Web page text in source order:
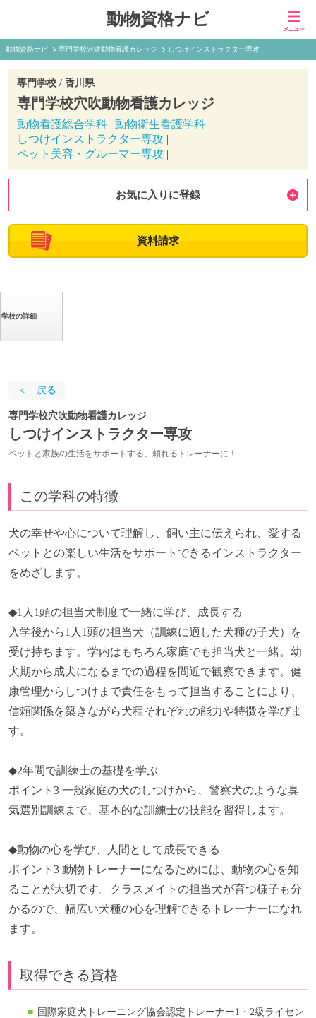
動物資格ナビ
動物資格ナビ 専門学校穴吹動物看護カレッジ しつけインストラクター専攻
専門学校 / 香川県
専門学校穴吹動物看護カレッジ
動物看護総合学科 | 動物衛生看護学科 |
しつけインストラクター専攻 |
ペット美容・グルーマー専攻 |
お気に入りに登録
資料請求
学校の詳細
＜ 戻る
専門学校穴吹動物看護カレッジ
しつけインストラクター専攻
ペットと家族の生活をサポートする、頼れるトレーナーに！
この学科の特徴
犬の幸せや心について理解し、飼い主に伝えられ、愛する
ペットとの楽しい生活をサポートできるインストラクター
をめざします。
◆1人1頭の担当犬制度で一緒に学び、成長する
入学後から1人1頭の担当犬（訓練に適した犬種の子犬）を
受け持ちます。学内はもちろん家庭でも担当犬と一緒。幼
犬期から成犬になるまでの過程を間近で観察できます。健
康管理からしつけまで責任をもって担当することにより、
信頼関係を築きながら犬種それぞれの能力や特徴を学びま
す。
◆2年間で訓練士の基礎を学ぶ
ポイント3 一般家庭の犬のしつけから、警察犬のような臭
気選別訓練まで、基本的な訓練士の技能を習得します。
◆動物の心を学び、人間として成長できる
ポイント3 動物トレーナーになるためには、動物の心を知
ることが大切です。クラスメイトの担当犬が育つ様子も分
かるので、幅広い犬種の心を理解できるトレーナーになれ
ます。
取得できる資格
国際家庭犬トレーニング協会認定トレーナー1・2級ライセン